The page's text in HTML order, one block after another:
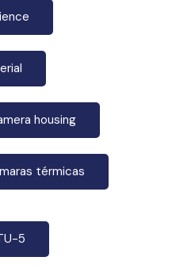
housing
térmicas
5